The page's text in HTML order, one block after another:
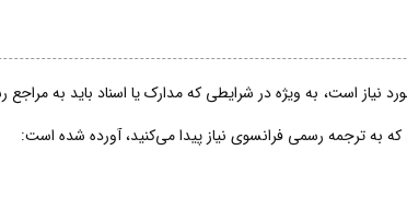
نیاز است، به ویژه در شرایطی که مدارک یا اسناد باید به
به ترجمه رسمی فرانسوی نیاز پیدا می‌کنید، آورده شده است: